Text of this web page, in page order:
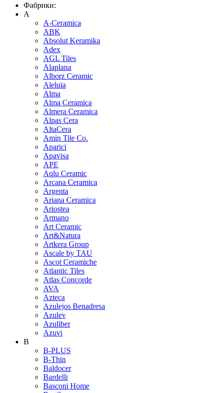
Фабрики:
A
A-Ceramica
ABK
Absolut Keramika
Adex
AGL Tiles
Alaplana
Alborz Ceramic
Aleluia
Alma
Alma Ceramica
Almera Ceramica
Alpas Cera
AltaCera
Amin Tile Co.
Aparici
Apavisa
APE
Aqlu Ceramic
Arcana Ceramica
Argenta
Ariana Ceramica
Ariostea
Armano
Art Ceramic
Art&Natura
Artkera Group
Ascale by TAU
Ascot Ceramiche
Atlantic Tiles
Atlas Concorde
AVA
Azteca
Azulejos Benadresa
Azulev
Azuliber
Azuvi
B
B-PLUS
B-Thin
Baldocer
Bardelli
Basconi Home